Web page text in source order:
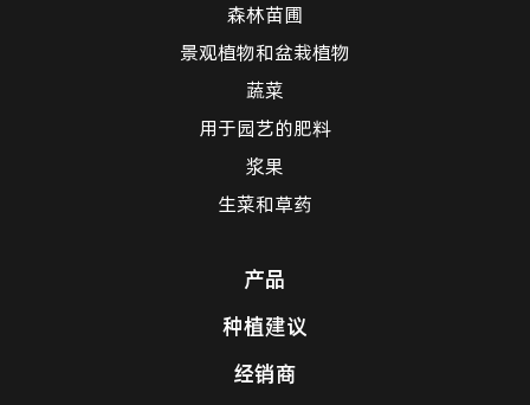
森林苗圃
景观植物和盆栽植物
蔬菜
用于园艺的肥料
浆果
生菜和草药
产品
种植建议
经销商